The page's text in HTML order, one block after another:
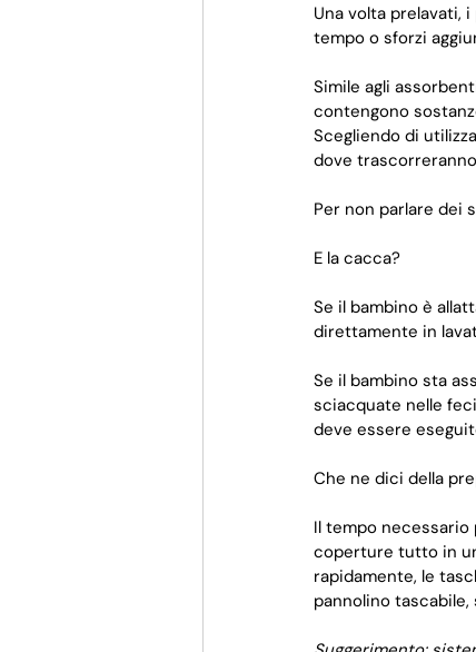
Una volta prelavati,
tempo o sforzi
Simile agli
contengono
Scegliendo di
dove
Per non parlare dei
E la cacca?
Se il bambino è
direttamente in
Se il bambino sta
sciacquate nelle
deve essere
Che ne dici della
Il tempo necessario
coperture tutto in
rapidamente, le
pannolino